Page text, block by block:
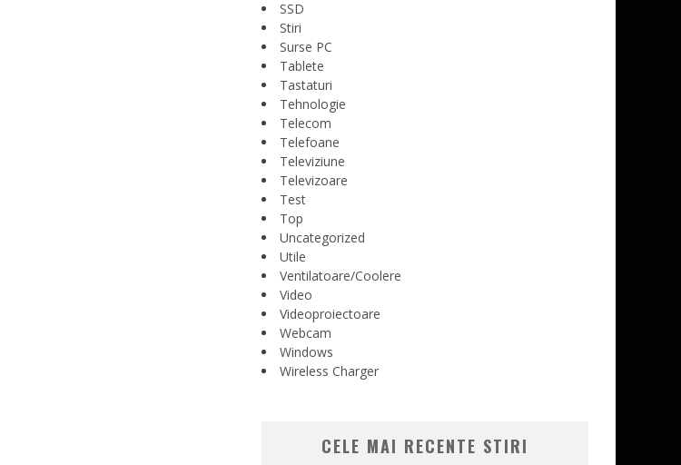
SSD
Stiri
Surse PC
Tablete
Tastaturi
Tehnologie
Telecom
Telefoane
Televiziune
Televizoare
Test
Top
Uncategorized
Utile
Ventilatoare/Coolere
Video
Videoproiectoare
Webcam
Windows
Wireless Charger
CELE MAI RECENTE STIRI